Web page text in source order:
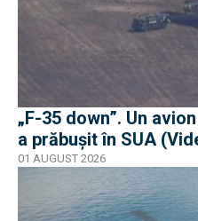
„F-35 down”. Un
a prăbușit în SUA
01 AUGUST 2026